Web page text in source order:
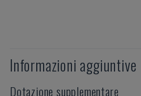
Informazioni aggiuntive
Dotazione supplementare